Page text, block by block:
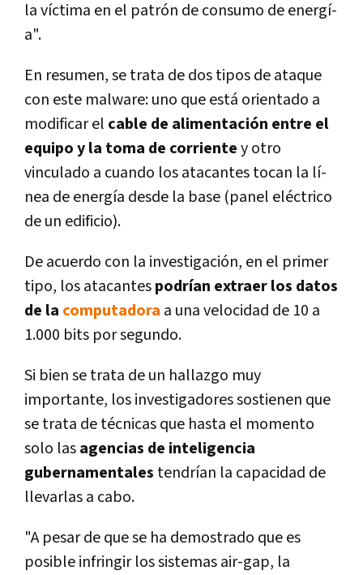
la ví­ctima en el patrón de consumo de energí­
a".
En resumen, se trata de dos tipos de ataque
con este malware: uno que está orientado a
modificar el cable de alimentación entre el
equipo y la toma de corrientey otro
vinculado a cuando los atacantes tocan la lí­
nea de energí­a desde la base (panel eléctrico
de un edificio).
De acuerdo con la investigación, en el primer
tipo, los atacantespodrí­an extraer los datos
de la computadora a una velocidad de 10 a
1.000 bits por segundo.
Si bien se trata de un hallazgo muy
importante, los investigadores sostienen que
se trata de técnicas que hasta el momento
solo lasagencias de inteligencia
gubernamentales tendrí­an la capacidad de
llevarlas a cabo.
"A pesar de que se ha demostrado que es
posible infringir los sistemas air-gap, la